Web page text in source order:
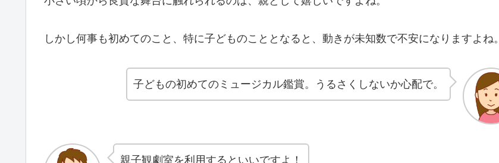
しかし何事も初めてのこと、特に子どものこととなると、動きが未知数で不安になりますよね。
子どもの初めてのミュージカル鑑賞。うるさくしないか心配で。
親子観劇室を利用するといいですよ！